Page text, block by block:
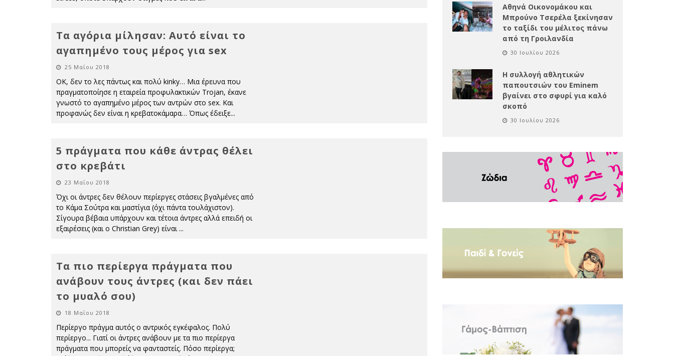
Τα αγόρια μίλησαν: Αυτό είναι το
αγαπημένο τους μέρος για sex
25 Μαΐου 2018
ΟΚ, δεν το λες πάντως και πολύ kinky… Μια έρευνα που
πραγματοποίησε η εταιρεία προφυλακτικών Trojan, έκανε
γνωστό το αγαπημένο μέρος των αντρών στο sex. Και
προφανώς δεν είναι η κρεβατοκάμαρα… Όπως έδειξε...
5 πράγματα που κάθε άντρας θέλει
στο κρεβάτι
23 Μαΐου 2018
Όχι οι άντρες δεν θέλουν περίεργες στάσεις βγαλμένες από
το Κάμα Σούτρα και μαστίγια (όχι πάντα τουλάχιστον).
Σίγουρα βέβαια υπάρχουν και τέτοια άντρες αλλά επειδή οι
εξαιρέσεις (και ο Christian Grey) είναι ...
Τα πιο περίεργα πράγματα που
ανάβουν τους άντρες (και δεν πάει
το μυαλό σου)
18 Μαΐου 2018
Περίεργο πράγμα αυτός ο αντρικός εγκέφαλος. Πολύ
περίεργο... Γιατί οι άντρες ανάβουν με τα πιο περίεργα
πράγματα που μπορείς να φανταστείς. Πόσο περίεργα;
Αθηνά Οικονομάκου και
Μπρούνο Τσερέλα ξεκίνησαν
το ταξίδι του μέλιτος πάνω
από τη Γροιλανδία
30 Ιουλίου 2026
Η συλλογή αθλητικών
παπουτσιών του Eminem
βγαίνει στο σφυρί για καλό
σκοπό
30 Ιουλίου 2026